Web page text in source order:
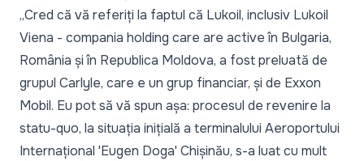
„Cred că vă referiți la faptul că Lukoil, inclusiv Lukoil
Viena - compania holding care are active în Bulgaria,
România și în Republica Moldova, a fost preluată de
grupul Carlyle, care e un grup financiar, și de Exxon
Mobil. Eu pot să vă spun așa: procesul de revenire la
statu-quo, la situația inițială a terminalului Aeroportului
Internațional 'Eugen Doga' Chișinău, s-a luat cu mult